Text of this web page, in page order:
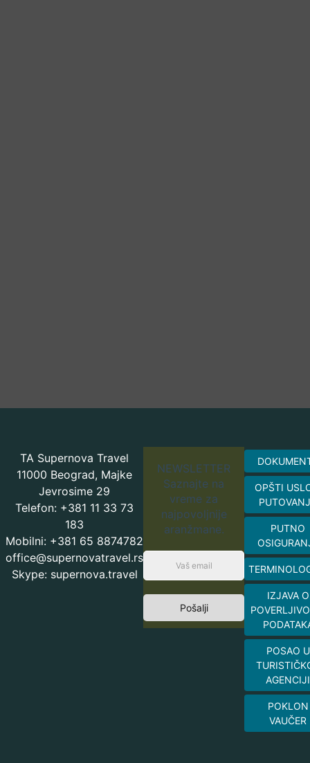
TA Supernova Travel
11000 Beograd, Majke
Jevrosime 29
Telefon: +381 11 33 73
183
Mobilni: +381 65 8874782
office@supernovatravel.rs
Skype: supernova.travel
NEWSLETTER
Saznajte na
vreme za
najpovoljnije
aranžmane.
Pošalji
OPŠTI
PUTNO
IZJAVA O
POSAO U
AGENCIJI
POKLON
VAUČER